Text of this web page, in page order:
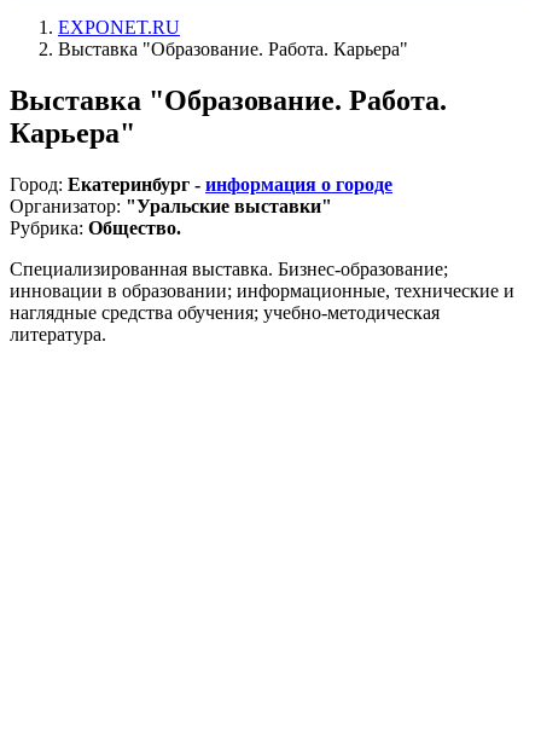
EXPONET.RU
Выставка "Образование. Работа. Карьера"
Выставка "Образование. Работа.
Карьера"
Город: Екатеринбург - информация о городе
Организатор: "Уральские выставки"
Рубрика: Общество.
Специализированная выставка. Бизнес-образование;
инновации в образовании; информационные, технические и
наглядные средства обучения; учебно-методическая
литература.